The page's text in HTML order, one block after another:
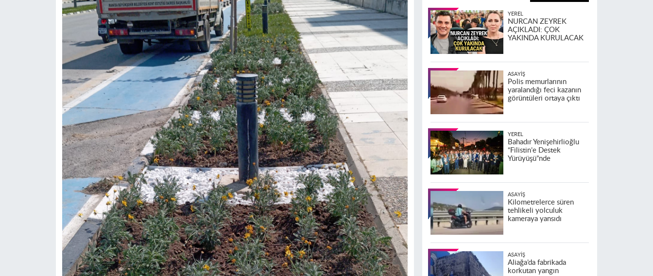
YEREL
NURCAN ZEYREK
AÇIKLADI: ÇOK
YAKINDA KURULACAK
ASAYIŞ
Polis memurlarının
yaralandığı feci kazanın
görüntüleri ortaya çıktı
YEREL
Bahadır Yenişehirlioğlu
“Filistin’e Destek
Yürüyüşü”nde
ASAYIŞ
Kilometrelerce süren
tehlikeli yolculuk
kameraya yansıdı
ASAYIŞ
Aliağa’da fabrikada
korkutan yangın